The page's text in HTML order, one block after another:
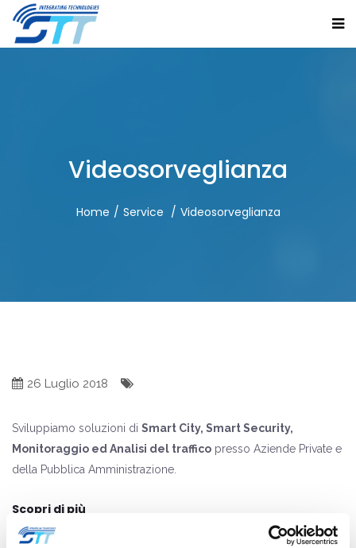
Videosorveglianza
Home Service Videosorveglianza
26 Luglio 2018
Sviluppiamo soluzioni di Smart City, Smart Security,
Monitoraggio ed Analisi del traffico presso Aziende Private e
della Pubblica Amministrazione.
Scopri di più